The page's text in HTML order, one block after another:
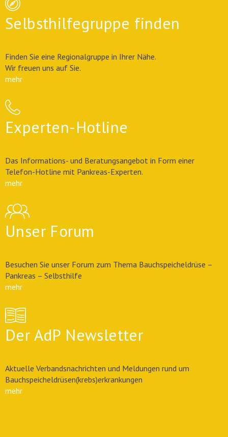
Selbsthilfegruppe finden
Finden Sie eine Regionalgruppe in Ihrer Nähe.
Wir freuen uns auf Sie.
mehr
Experten-Hotline
Das Informations- und Beratungsangebot in Form einer
Telefon-Hotline mit Pankreas-Experten.
mehr
Unser Forum
Besuchen Sie unser Forum zum Thema Bauchspeicheldrüse –
Pankreas – Selbsthilfe
mehr
Der AdP Newsletter
Aktuelle Verbandsnachrichten und Meldungen rund um
Bauchspeicheldrüsen(krebs)erkrankungen
mehr